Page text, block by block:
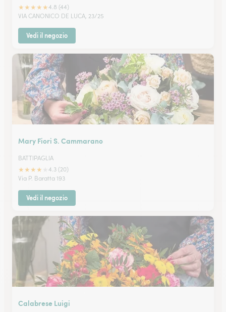
★★★★★4.8 (44)
VIA CANONICO DE LUCA, 23/25
Vedi il negozio
Mary Fiori S. Cammarano
BATTIPAGLIA
★★★★
4.3 (20)
Via P. Baratta 193
Vedi il negozio
Calabrese Luigi